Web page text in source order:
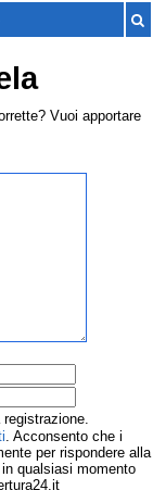
Vuoi apportare
registrazione.
. Acconsento che i
per rispondere alla
qualsiasi momento